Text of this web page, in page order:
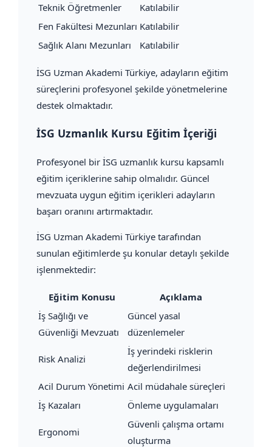
Teknik Öğretmenler
Katılabilir
Fen Fakültesi Mezunları Katılabilir
Sağlık Alanı Mezunları
Katılabilir
İSG Uzman Akademi Türkiye, adayların eğitim
süreçlerini profesyonel şekilde yönetmelerine
destek olmaktadır.
İSG Uzmanlık Kursu Eğitim İçeriği
Profesyonel bir İSG uzmanlık kursu kapsamlı
eğitim içeriklerine sahip olmalıdır. Güncel
mevzuata uygun eğitim içerikleri adayların
başarı oranını artırmaktadır.
İSG Uzman Akademi Türkiye tarafından
sunulan eğitimlerde şu konular detaylı şekilde
işlenmektedir:
Eğitim Konusu
Açıklama
İş Sağlığı ve
Güvenliği Mevzuatı
Güncel yasal
düzenlemeler
Risk Analizi
İş yerindeki risklerin
değerlendirilmesi
Acil Durum Yönetimi Acil müdahale süreçleri
İş Kazaları
Önleme uygulamaları
Ergonomi
Güvenli çalışma ortamı
oluşturma